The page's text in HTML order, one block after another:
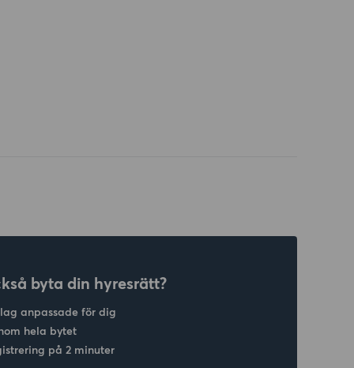
byta din hyresrätt?
anpassade för dig
hela bytet
på 2 minuter